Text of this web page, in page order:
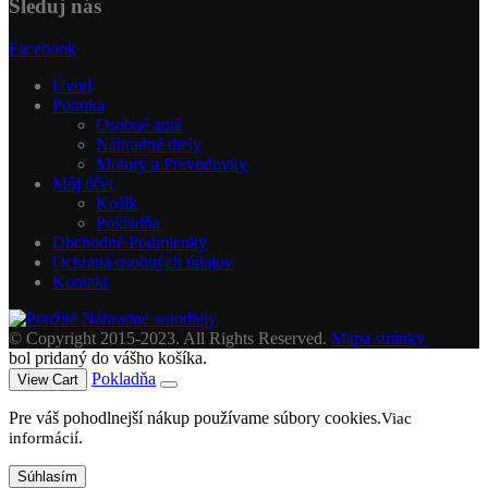
Sleduj nás
Facebook
Úvod
Ponuka
Osobné autá
Náhradné diely
Motory a Prevodovky
Môj účet
Košík
Pokladňa
Obchodné Podmienky
Ochrana osobných údajov
Kontakt
© Copyright 2015-2023. All Rights Reserved. Mapa stránky
bol pridaný do vášho košíka.
View Cart Pokladňa
Pre váš pohodlnejší nákup používame súbory cookies.Viac
informácií.
Súhlasím